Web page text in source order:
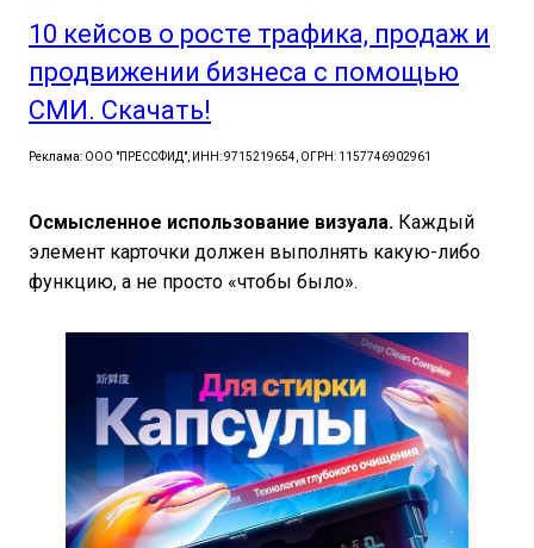
10 кейсов о росте трафика, продаж и
продвижении бизнеса с помощью
СМИ. Скачать!
Реклама: ООО "ПРЕССФИД", ИНН: 9715219654, ОГРН: 1157746902961
Осмысленное использование визуала. Каждый
элемент карточки должен выполнять какую-либо
функцию, а не просто «чтобы было».